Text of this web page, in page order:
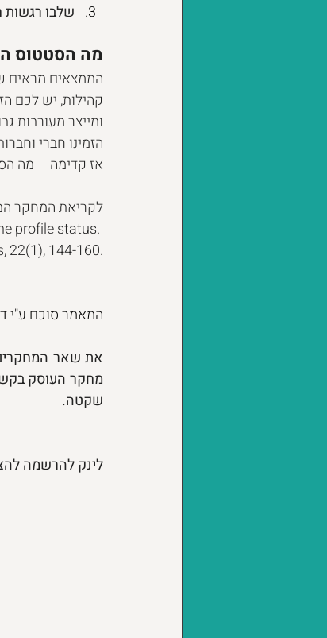
שלבו רגשות
מה הסטטוס
הממצאים מראים
קהילות, יש לכם
ומייצר מעורבות
הזמינו חברי
אז קדימה – מה
לקריאת המחקר
profile status.
22(1), 144-160.
המאמר סוכם ע"י
שקטה.
לינק להרשמה